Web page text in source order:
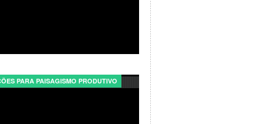
PARA PAISAGISMO PRODUTIVO